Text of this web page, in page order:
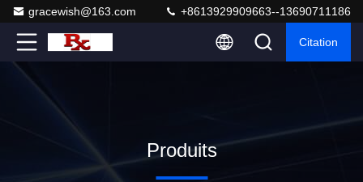
gracewish@163.com +8613929909663--13690711186
Citation
Produits